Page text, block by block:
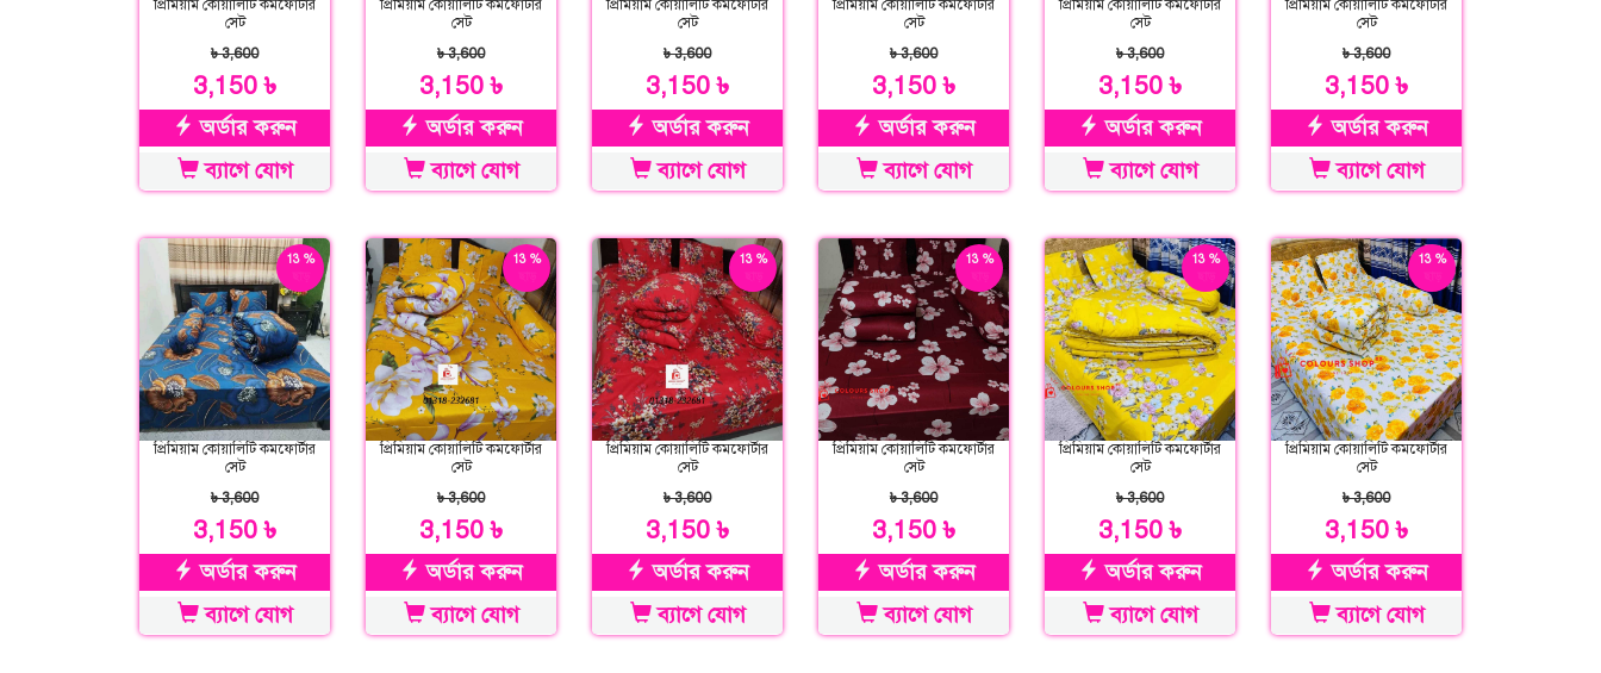
প্রিমিয়াম কোয়ালিটি কমফোর্টার
সেট
৳ 3,600
3,150 ৳
অর্ডার করুন
ব্যাগে যোগ
প্রিমিয়াম কোয়ালিটি কমফোর্টার
সেট
৳ 3,600
3,150 ৳
অর্ডার করুন
ব্যাগে যোগ
প্রিমিয়াম কোয়ালিটি কমফোর্টার
সেট
৳ 3,600
3,150 ৳
অর্ডার করুন
ব্যাগে যোগ
প্রিমিয়াম কোয়ালিটি কমফোর্টার
সেট
৳ 3,600
3,150 ৳
অর্ডার করুন
ব্যাগে যোগ
প্রিমিয়াম কোয়ালিটি কমফোর্টার
সেট
৳ 3,600
3,150 ৳
অর্ডার করুন
ব্যাগে যোগ
প্রিমিয়াম কোয়ালিটি কমফোর্টার
সেট
৳ 3,600
3,150 ৳
অর্ডার করুন
ব্যাগে যোগ
13 %
প্রিমিয়াম কোয়ালিটি কমফোর্টার
সেট
৳ 3,600
3,150 ৳
অর্ডার করুন
ব্যাগে যোগ
13 %
প্রিমিয়াম কোয়ালিটি কমফোর্টার
সেট
৳ 3,600
3,150 ৳
অর্ডার করুন
ব্যাগে যোগ
13 %
প্রিমিয়াম কোয়ালিটি কমফোর্টার
সেট
৳ 3,600
3,150 ৳
অর্ডার করুন
ব্যাগে যোগ
13 %
প্রিমিয়াম কোয়ালিটি কমফোর্টার
সেট
৳ 3,600
3,150 ৳
অর্ডার করুন
ব্যাগে যোগ
13 %
প্রিমিয়াম কোয়ালিটি কমফোর্টার
সেট
৳ 3,600
3,150 ৳
অর্ডার করুন
ব্যাগে যোগ
13 %
প্রিমিয়াম কোয়ালিটি কমফোর্টার
সেট
৳ 3,600
3,150 ৳
অর্ডার করুন
ব্যাগে যোগ